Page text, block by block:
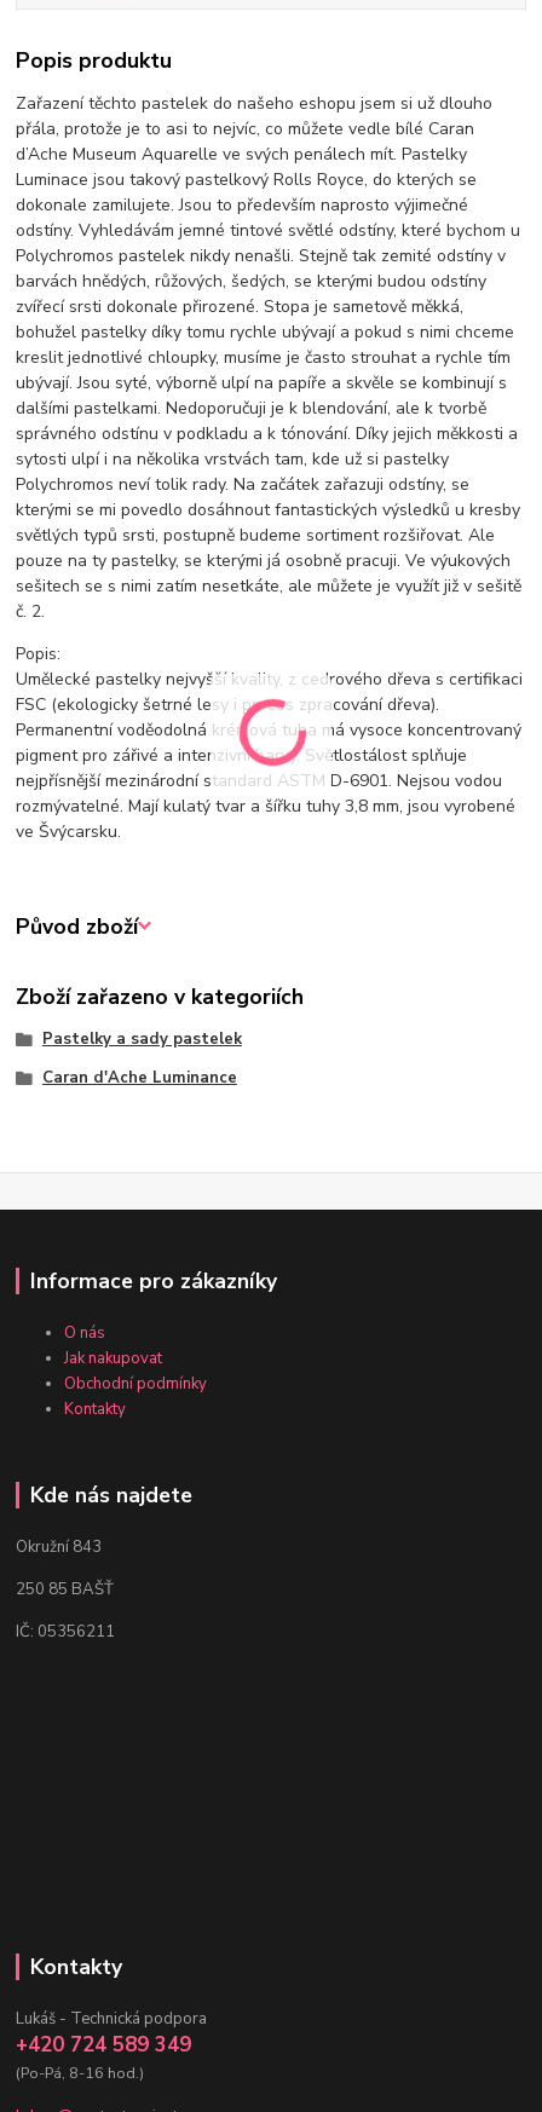
Popis produktu
Zařazení těchto pastelek do našeho eshopu jsem si už dlouho
přála, protože je to asi to nejvíc, co můžete vedle bílé Caran
d’Ache Museum Aquarelle ve svých penálech mít. Pastelky
Luminace jsou takový pastelkový Rolls Royce, do kterých se
dokonale zamilujete. Jsou to především naprosto výjimečné
odstíny. Vyhledávám jemné tintové světlé odstíny, které bychom u
Polychromos pastelek nikdy nenašli. Stejně tak zemité odstíny v
barvách hnědých, růžových, šedých, se kterými budou odstíny
zvířecí srsti dokonale přirozené. Stopa je sametově měkká,
bohužel pastelky díky tomu rychle ubývají a pokud s nimi chceme
kreslit jednotlivé chloupky, musíme je často strouhat a rychle tím
ubývají. Jsou syté, výborně ulpí na papíře a skvěle se kombinují s
dalšími pastelkami. Nedoporučuji je k blendování, ale k tvorbě
správného odstínu v podkladu a k tónování. Díky jejich měkkosti a
sytosti ulpí i na několika vrstvách tam, kde už si pastelky
Polychromos neví tolik rady. Na začátek zařazuji odstíny, se
kterými se mi povedlo dosáhnout fantastických výsledků u kresby
světlých typů srsti, postupně budeme sortiment rozšiřovat. Ale
pouze na ty pastelky, se kterými já osobně pracuji. Ve výukových
sešitech se s nimi zatím nesetkáte, ale můžete je využít již v sešitě
č. 2.
Popis:
Umělecké pastelky nejvyšší kvality, z cedrového dřeva s certifikaci
FSC (ekologicky šetrné lesy i proces zpracování dřeva).
Permanentní voděodolná krémová tuha má vysoce koncentrovaný
pigment pro zářivé a intenzivní barvy. Světlostálost splňuje
nejpřísnější mezinárodní standard ASTM D-6901. Nejsou vodou
rozmývatelné. Mají kulatý tvar a šířku tuhy 3,8 mm, jsou vyrobené
ve Švýcarsku.
Původ zboží
Zboží zařazeno v kategoriích
Pastelky a sady pastelek
Caran d'Ache Luminance
Informace pro zákazníky
O nás
Jak nakupovat
Obchodní podmínky
Kontakty
Kde nás najdete
Okružní 843
250 85 BAŠŤ
IČ: 05356211
Kontakty
Lukáš - Technická podpora
+420 724 589 349
(Po-Pá, 8-16 hod.)